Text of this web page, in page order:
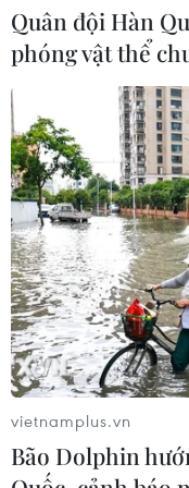
mạc Sports
01/08/2026 15:47
CƠ QUAN CHỦ QUẢN:
Tổng Biên tập: TRẦN
Phó Tổng Biên tập:
Sở hữu trí tuệ
Quân đội Hàn
phóng vật thể
vietnamplus.vn
Bão Dolphin